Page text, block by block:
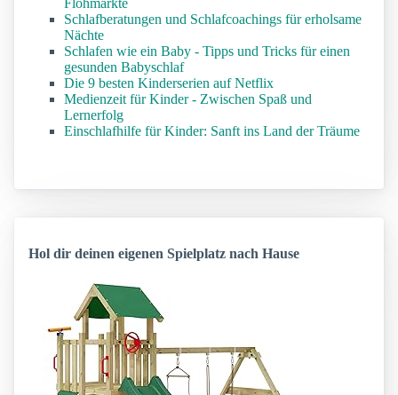
Flohmärkte
Schlafberatungen und Schlafcoachings für erholsame
Nächte
Schlafen wie ein Baby - Tipps und Tricks für einen
gesunden Babyschlaf
Die 9 besten Kinderserien auf Netflix
Medienzeit für Kinder - Zwischen Spaß und
Lernerfolg
Einschlafhilfe für Kinder: Sanft ins Land der Träume
Hol dir deinen eigenen Spielplatz nach Hause